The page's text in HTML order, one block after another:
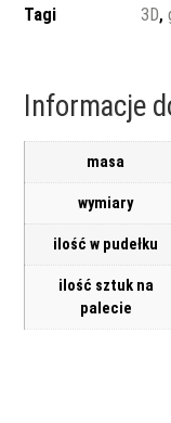
Tagi
3D,
Informacje
masa
wymiary
ilość w pudełku
ilość sztuk na
palecie